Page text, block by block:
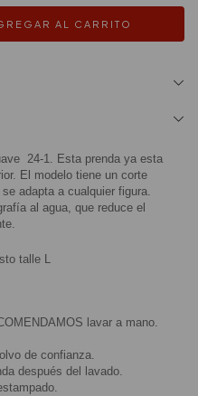
24-1. Esta prenda ya esta
El modelo tiene un corte
adapta a cualquier figura.
al agua, que reduce el
talle L
lavar a mano.
de confianza.
después del lavado.